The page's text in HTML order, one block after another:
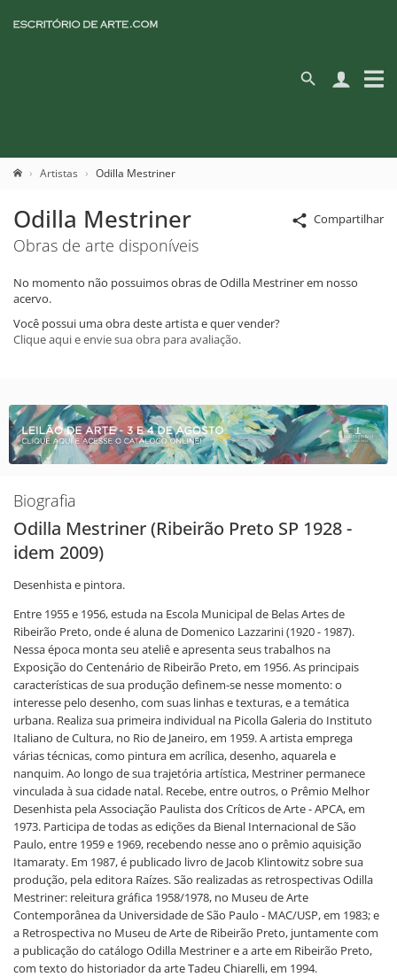
Artistas Odilla Mestriner
Compartilhar
Odilla Mestriner
Obras de arte disponíveis
No momento não possuimos obras de Odilla Mestriner em nosso
acervo.
Você possui uma obra deste artista e quer vender?
Clique aqui e envie sua obra para avaliação.
Biografia
Odilla Mestriner (Ribeirão Preto SP 1928 -
idem 2009)
Desenhista e pintora.
Entre 1955 e 1956, estuda na Escola Municipal de Belas Artes de
Ribeirão Preto, onde é aluna de Domenico Lazzarini (1920 - 1987).
Nessa época monta seu ateliê e apresenta seus trabalhos na
Exposição do Centenário de Ribeirão Preto, em 1956. As principais
características de sua produção definem-se nesse momento: o
interesse pelo desenho, com suas linhas e texturas, e a temática
urbana. Realiza sua primeira individual na Picolla Galeria do Instituto
Italiano de Cultura, no Rio de Janeiro, em 1959. A artista emprega
várias técnicas, como pintura em acrílica, desenho, aquarela e
nanquim. Ao longo de sua trajetória artística, Mestriner permanece
vinculada à sua cidade natal. Recebe, entre outros, o Prêmio Melhor
Desenhista pela Associação Paulista dos Críticos de Arte - APCA, em
1973. Participa de todas as edições da Bienal Internacional de São
Paulo, entre 1959 e 1969, recebendo nesse ano o prêmio aquisição
Itamaraty. Em 1987, é publicado livro de Jacob Klintowitz sobre sua
produção, pela editora Raízes. São realizadas as retrospectivas Odilla
Mestriner: releitura gráfica 1958/1978, no Museu de Arte
Contemporânea da Universidade de São Paulo - MAC/USP, em 1983; e
a Retrospectiva no Museu de Arte de Ribeirão Preto, juntamente com
a publicação do catálogo Odilla Mestriner e a arte em Ribeirão Preto,
com texto do historiador da arte Tadeu Chiarelli, em 1994.